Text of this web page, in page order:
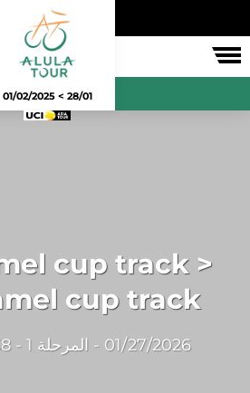
28/01 > 01/02/2025
cup track >
cup track
01/27/2026 - المرحلة 1 - 158 km - مُباشر